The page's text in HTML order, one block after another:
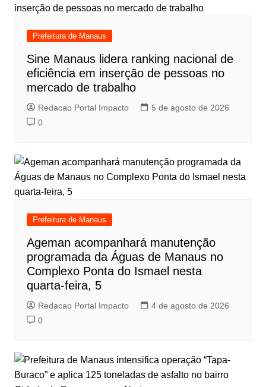
Prefeitura de Manaus
Sine Manaus lidera ranking nacional de
eficiência em inserção de pessoas no
mercado de trabalho
Redacao Portal Impacto
5 de agosto de 2026
0
Prefeitura de Manaus
Ageman acompanhará manutenção
programada da Águas de Manaus no
Complexo Ponta do Ismael nesta
quarta-feira, 5
Redacao Portal Impacto
4 de agosto de 2026
0